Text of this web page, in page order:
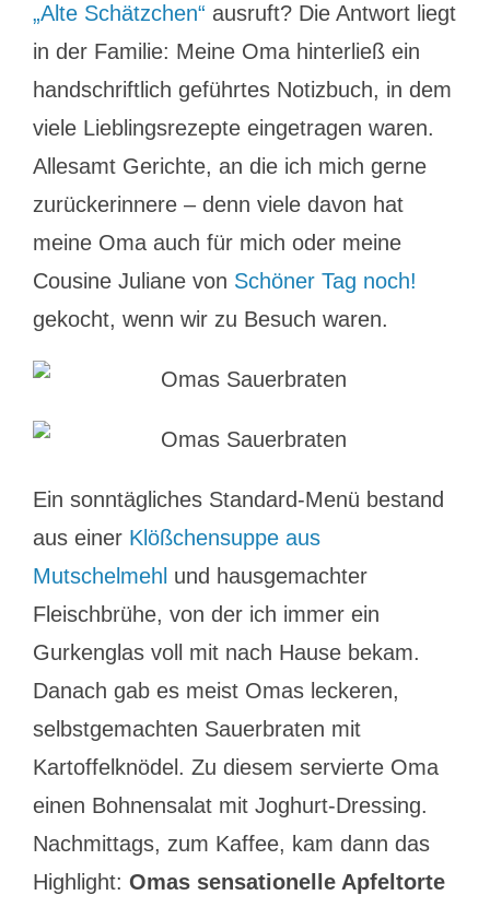
„Alte Schätzchen“ ausruft? Die Antwort liegt
in der Familie: Meine Oma hinterließ ein
handschriftlich geführtes Notizbuch, in dem
viele Lieblingsrezepte eingetragen waren.
Allesamt Gerichte, an die ich mich gerne
zurückerinnere – denn viele davon hat
meine Oma auch für mich oder meine
Cousine Juliane von Schöner Tag noch!
gekocht, wenn wir zu Besuch waren.
Ein sonntägliches Standard-Menü bestand
aus einer Klößchensuppe aus
Mutschelmehl und hausgemachter
Fleischbrühe, von der ich immer ein
Gurkenglas voll mit nach Hause bekam.
Danach gab es meist Omas leckeren,
selbstgemachten Sauerbraten mit
Kartoffelknödel. Zu diesem servierte Oma
einen Bohnensalat mit Joghurt-Dressing.
Nachmittags, zum Kaffee, kam dann das
Highlight: Omas sensationelle Apfeltorte